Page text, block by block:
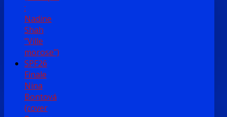
:
Nadine
Shah
"Ville
morose")
SPF26
Finale
Nina
Bontová
(cover